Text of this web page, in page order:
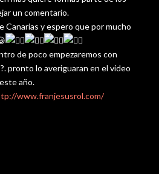
un comentario.
Canarias y espero que por mucho
de poco empezaremos con
pronto lo averiguaran en el video
año.
www.franjesusrol.com/